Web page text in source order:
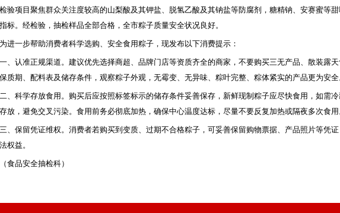
验项目聚焦群众关注度较高的山梨酸及其钾盐、脱氢乙酸及其钠盐等防腐剂，糖精钠、安赛蜜等
标。经检验，抽检样品全部合格，全市粽子质量安全状况良好。
为进一步帮助消费者科学选购、安全食用粽子，现发布以下消费提示：
一、认准正规渠道。建议优先选择商超、品牌门店等资质齐全的商家，不要购买三无产品、散装露
质期、配料表及储存条件，观察粽子外观，无霉变、无异味、粽叶完整、粽体紧实的产品更为安全
二、科学存放食用。购买后应按照标签标示的储存条件妥善保存，新鲜现制粽子应尽快食用，如需
放，避免交叉污染。食用前务必彻底加热，确保中心温度达标，尽量不要反复加热或隔夜多次食用
三、保留凭证维权。消费者若购买到变质、过期不合格粽子，可妥善保留购物票据、产品照片等凭
权益。
（食品安全抽检科）